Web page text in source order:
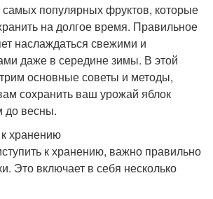
популярных фруктов, которые
на долгое время. Правильное
наслаждаться свежими и
даже в середине зимы. В этой
основные советы и методы,
сохранить ваш урожай яблок
до весны.
хранению
к хранению, важно правильно
Это включает в себя несколько